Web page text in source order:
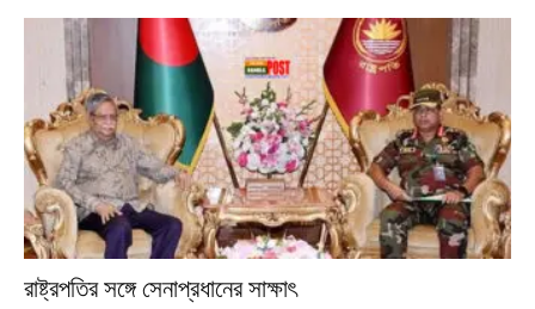
রাষ্ট্রপতির সঙ্গে সেনাপ্রধানের সাক্ষাৎ